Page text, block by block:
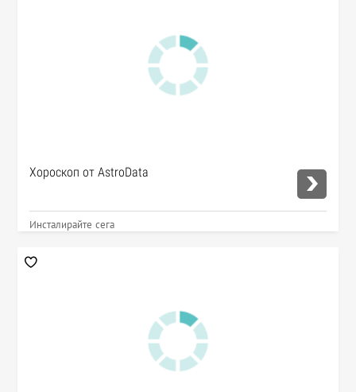
Хороскоп от AstroData
Инсталирайте сега